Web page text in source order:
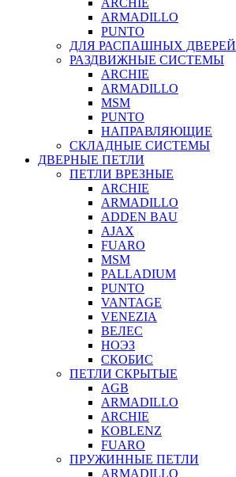
ARMADILLO
PUNTO
ДЛЯ РАСПАШНЫХ ДВЕРЕЙ
РАЗДВИЖНЫЕ СИСТЕМЫ
ARCHIE
ARMADILLO
MSM
PUNTO
НАПРАВЛЯЮЩИЕ
СКЛАДНЫЕ СИСТЕМЫ
ДВЕРНЫЕ ПЕТЛИ
ПЕТЛИ ВРЕЗНЫЕ
ARCHIE
ARMADILLO
ADDEN BAU
AJAX
FUARO
MSM
PALLADIUM
PUNTO
VANTAGE
VENEZIA
ВЕЛЕС
НОЭЗ
СКОБИС
ПЕТЛИ СКРЫТЫЕ
AGB
ARMADILLO
ARCHIE
KOBLENZ
FUARO
ПРУЖИННЫЕ ПЕТЛИ
ARMADILLO